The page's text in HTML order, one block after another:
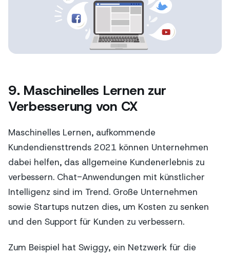
9. Maschinelles Lernen zur
Verbesserung von CX
Maschinelles Lernen, aufkommende
Kundendiensttrends 2021 können Unternehmen
dabei helfen, das allgemeine Kundenerlebnis zu
verbessern. Chat-Anwendungen mit künstlicher
Intelligenz sind im Trend. Große Unternehmen
sowie Startups nutzen dies, um Kosten zu senken
und den Support für Kunden zu verbessern.
Zum Beispiel hat Swiggy, ein Netzwerk für die